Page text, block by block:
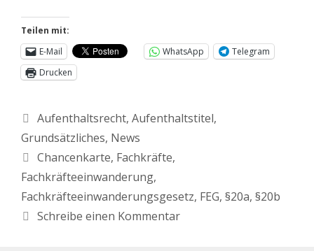
Teilen mit:
E-Mail
WhatsApp
Telegram
Drucken
Aufenthaltsrecht, Aufenthaltstitel,
Grundsätzliches, News
Chancenkarte, Fachkräfte,
Fachkräfteeinwanderung,
Fachkräfteeinwanderungsgesetz, FEG, §20a, §20b
Schreibe einen Kommentar